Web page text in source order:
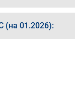
(на 01.2026):